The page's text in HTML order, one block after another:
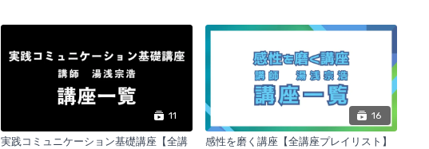
11
実践コミュニケーション基礎講座【全講
16
感性を磨く講座【全講座プレイリスト】